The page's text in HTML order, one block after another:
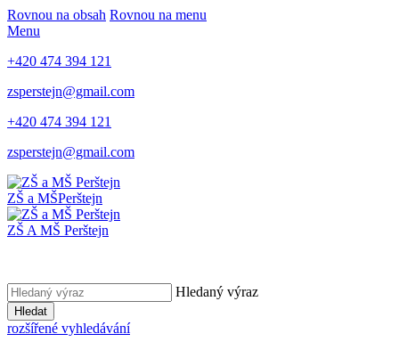
Rovnou na obsah Rovnou na menu
Menu
+420 474 394 121
zsperstejn@gmail.com
+420 474 394 121
zsperstejn@gmail.com
ZŠ a MŠPerštejn
ZŠ A MŠ Perštejn
Hledaný výraz
Hledat
rozšířené vyhledávání